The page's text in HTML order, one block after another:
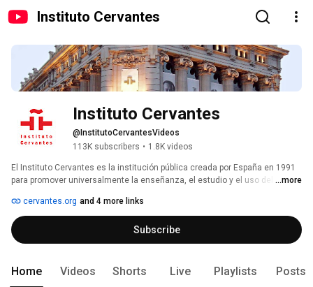
Instituto Cervantes
Instituto Cervantes
@InstitutoCervantesVideos
113K subscribers • 1.8K videos
El Instituto Cervantes es la institución pública creada por España en 1991
para promover universalmente la enseñanza, el estudio y el uso del
Está presente en 88 ciudades de 45 países, a través de sus centros, aulas
y extensiones, por los cinco continentes. Además, cuenta con dos sedes
en España, la sede central de Madrid y la sede de Alcalá de Henares.
...more
cervantes.org and 4 more links
Subscribe
Home Videos Shorts Live Playlists Posts